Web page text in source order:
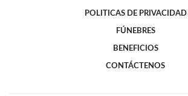
POLITICAS DE PRIVACIDAD
FÚNEBRES
BENEFICIOS
CONTÁCTENOS